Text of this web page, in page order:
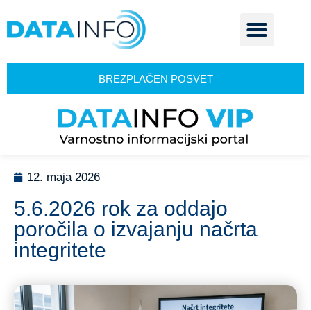
BREZPLAČEN POSVET
12. maja 2026
5.6.2026 rok za oddajo
poročila o izvajanju načrta
integritete